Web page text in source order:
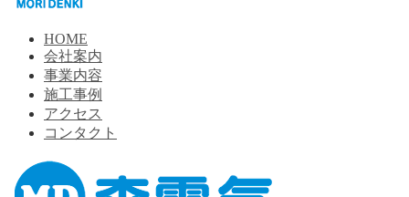
HOME
会社案内
事業内容
施工事例
アクセス
コンタクト